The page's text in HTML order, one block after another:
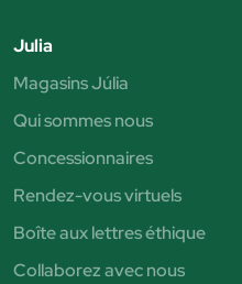
Julia
Magasins Júlia
Qui sommes nous
Concessionnaires
Rendez-vous virtuels
Boîte aux lettres éthique
Collaborez avec nous